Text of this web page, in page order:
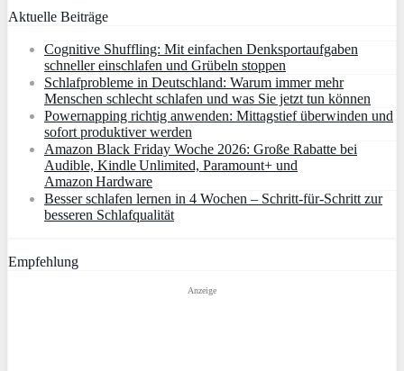
Aktuelle Beiträge
Cognitive Shuffling: Mit einfachen Denksportaufgaben
schneller einschlafen und Grübeln stoppen
Schlafprobleme in Deutschland: Warum immer mehr
Menschen schlecht schlafen und was Sie jetzt tun können
Powernapping richtig anwenden: Mittagstief überwinden und
sofort produktiver werden
Amazon Black Friday Woche 2026: Große Rabatte bei
Audible, Kindle Unlimited, Paramount+ und
Amazon Hardware
Besser schlafen lernen in 4 Wochen – Schritt‑für‑Schritt zur
besseren Schlafqualität
Empfehlung
Anzeige